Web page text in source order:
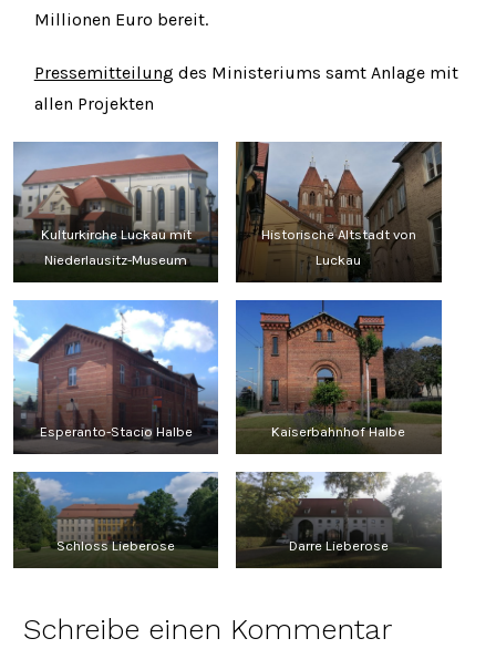
Millionen Euro bereit.
Pressemitteilung des Ministeriums samt Anlage mit
allen Projekten
Kulturkirche Luckau mit
Niederlausitz-Museum
Historische Altstadt von
Luckau
Esperanto-Stacio Halbe Kaiserbahnhof Halbe
Schloss Lieberose Darre Lieberose
Schreibe einen Kommentar